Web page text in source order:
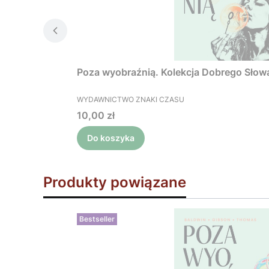
Poza wyobraźnią. Kolekcja Dobrego
PRODUCENT
WYDAWNICTWO ZNAKI CZASU
Cena
10,00 zł
Do koszyka
Produkty powiązane
Bestseller